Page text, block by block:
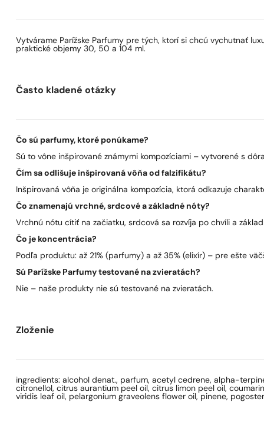
Vytvárame Parížske Parfumy pre tých, ktorí si chcú vychutnať
praktické objemy 30, 50 a 104 ml.
Často kladené otázky
Čo sú parfumy, ktoré ponúkame?
Sú to vône inšpirované známymi kompozíciami – vytvorené s
Čím sa odlišuje inšpirovaná vôňa od falzifikátu?
Inšpirovaná vôňa je originálna kompozícia, ktorá odkazuje
Čo znamenajú vrchné, srdcové a základné nóty?
Vrchnú nótu cítiť na začiatku, srdcová sa rozvíja po chvíli a
Čo je koncentrácia?
Podľa produktu: až 21% (parfumy) a až 35% (elixír) – pre ešte
Sú Parížske Parfumy testované na zvieratách?
Nie – naše produkty nie sú testované na zvieratách.
Zloženie
ingredients: alcohol denat., parfum, acetyl cedrene, alpha-
citronellol, citrus aurantium peel oil, citrus limon peel oil,
viridis leaf oil, pelargonium graveolens flower oil, pinene,